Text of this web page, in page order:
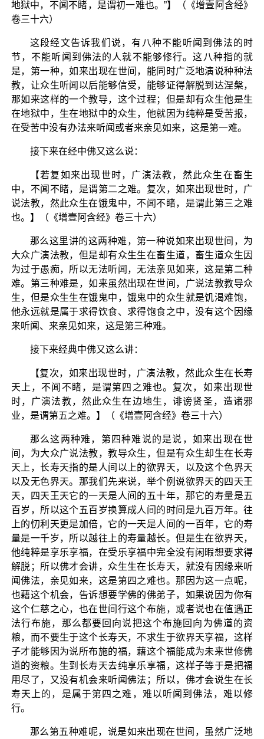
地狱中，不闻不睹，是谓初一难也。”】（《增壹阿含经》
卷三十六）
这段经文告诉我们说，有八种不能听闻到佛法的时
节，不能听闻到佛法的人就不能够修行。这八种指的就
是，第一种，如来出现在世间，能同时广泛地演说种种法
教，让众生听闻以后能够信受，能够证得解脱到达涅槃，
那如来这样的一个教导，这个过程；但是却有众生他是生
在地狱中，生在地狱中的众生，他就因为纯粹是受苦报，
在受苦中没有办法来听闻或者来亲见如来，这是第一难。
接下来在经中佛又这么说：
【若复如来出现世时，广演法教，然此众生在畜生
中，不闻不睹，是谓第二之难。复次，如来出现世时，广
说法教，然此众生在饿鬼中，不闻不睹，是谓此第三之难
也。】（《增壹阿含经》卷三十六）
那么这里讲的这两种难，第一种说如来出现世间，为
大众广演法教，但是却有众生生在畜生道，畜生道众生因
为过于愚痴，所以无法听闻，无法亲见如来，这是第二种
难。第三种难是，如来虽然出现在世间，广说法教教导众
生，但是众生生在饿鬼中，饿鬼中的众生就是饥渴难饱，
他永远就是属于求得饮食、求得饱食之中，没有这个因缘
来听闻、来亲见如来，这是第三种难。
接下来经典中佛又这么讲：
【复次，如来出现世时，广演法教，然此众生在长寿
天上，不闻不睹，是谓第四之难也。复次，如来出现世
时，广演法教，然此众生在边地生，诽谤贤圣，造诸邪
业，是谓第五之难。】（《增壹阿含经》卷三十六）
那么这两种难，第四种难说的是说，如来出现在世
间，为大众广说法教，教导众生，但是有众生却生在长寿
天上，长寿天指的是人间以上的欲界天，以及这个色界天
以及无色界天。那我们先来说，举个例说欲界天的四天王
天，四天王天它的一天是人间的五十年，那它的寿量是五
百岁，所以这个五百岁换算成人间的时间是九百万年。往
上的忉利天更是加倍，它的一天是人间的一百年，它的寿
量是一千岁，所以越往上的寿量越长。但是生在欲界天，
他纯粹是享乐享福，在受乐享福中完全没有闲暇想要求得
解脱；所以佛才会讲，众生生在长寿天，就没有因缘来听
闻佛法，亲见如来，这是第四之难也。那因为这一点呢，
也藉这个机会，告诉想要学佛的佛弟子，如果说因为你有
这个仁慈之心，也在世间行这个布施，或者说也在值遇正
法行布施，那么都要回向说把这个布施回向为佛道的资
粮，而不要生于这个长寿天，不求生于欲界天享福，这样
子才能够因为说所布施的福，藉这个福能成为未来世修佛
道的资粮。生到长寿天去纯享乐享福，这样子等于是把福
用尽了，又没有机会来听闻佛法；所以，佛才会说生在长
寿天上的，是属于第四之难，难以听闻到佛法，难以修
行。
那么第五种难呢，说是如来出现在世间，虽然广泛地